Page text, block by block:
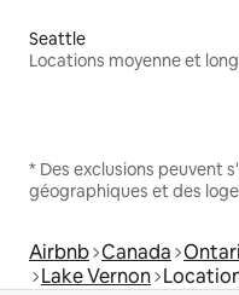
Seattle
* Des exclusions peuvent
géographiques et des
Airbnb Canada
Lake Vernon